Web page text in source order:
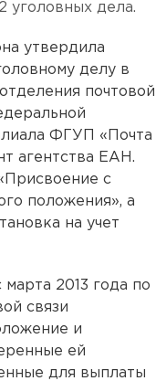
уголовных дела.
утвердила
делу в
почтовой
ФГУП «Почта
агентства ЕАН.
с
положения», а
на учет
2013 года по
связи
и
ей
для выплаты